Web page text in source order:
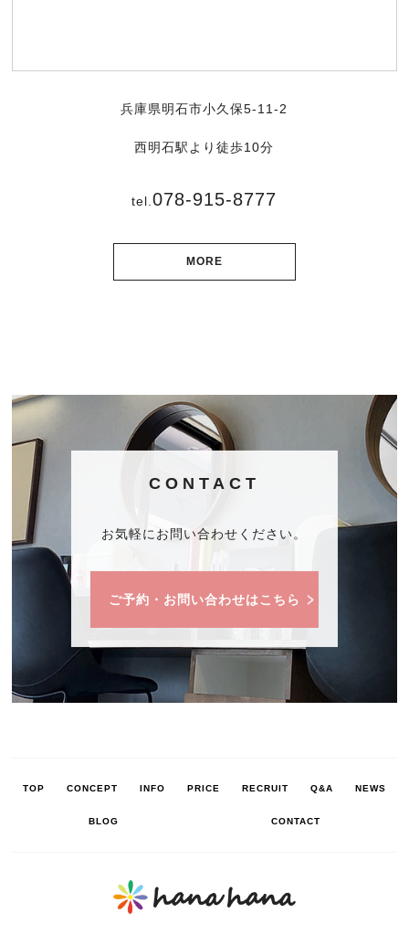
兵庫県明石市小久保5-11-2
西明石駅より徒歩10分
tel.078-915-8777
MORE
CONTACT
お気軽にお問い合わせください。
ご予約・お問い合わせはこちら
TOP CONCEPT INFO PRICE RECRUIT Q&A NEWS
BLOG CONTACT